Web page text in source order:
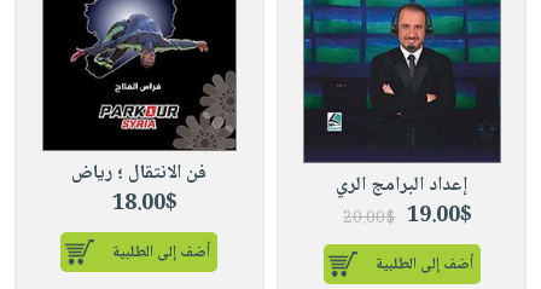
إعداد البرامج الري
19.00$
20.00$
أضف إلى الطلبية
فن الانتقال ؛ رياض
18.00$
أضف إلى الطلبية